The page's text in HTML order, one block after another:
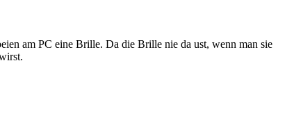
am PC eine Brille. Da die Brille nie da ust, wenn man sie